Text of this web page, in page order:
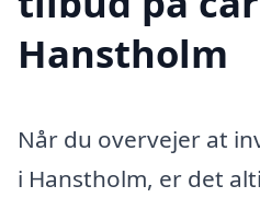
Hanstholm
Når du overvejer at
i Hanstholm, er det